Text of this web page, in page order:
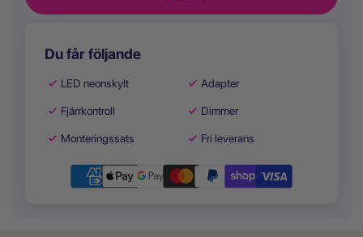
Du får följande
LED neonskylt Adapter
Fjärrkontroll Dimmer
Monteringssats Fri leverans